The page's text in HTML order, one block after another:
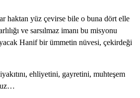
haktan yüz çevirse bile o buna dört elle
ve sarsılmaz imanı bu misyonu
Hanif bir ümmetin nüvesi, çekirdeği
ehliyetini, gayretini, muhteşem